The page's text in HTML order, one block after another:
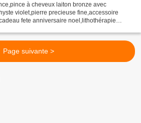
à cheveux laiton bronze avec
violet,pierre precieuse fine,accessoire
fete anniversaire noel,lithothérapie
Page suivante >